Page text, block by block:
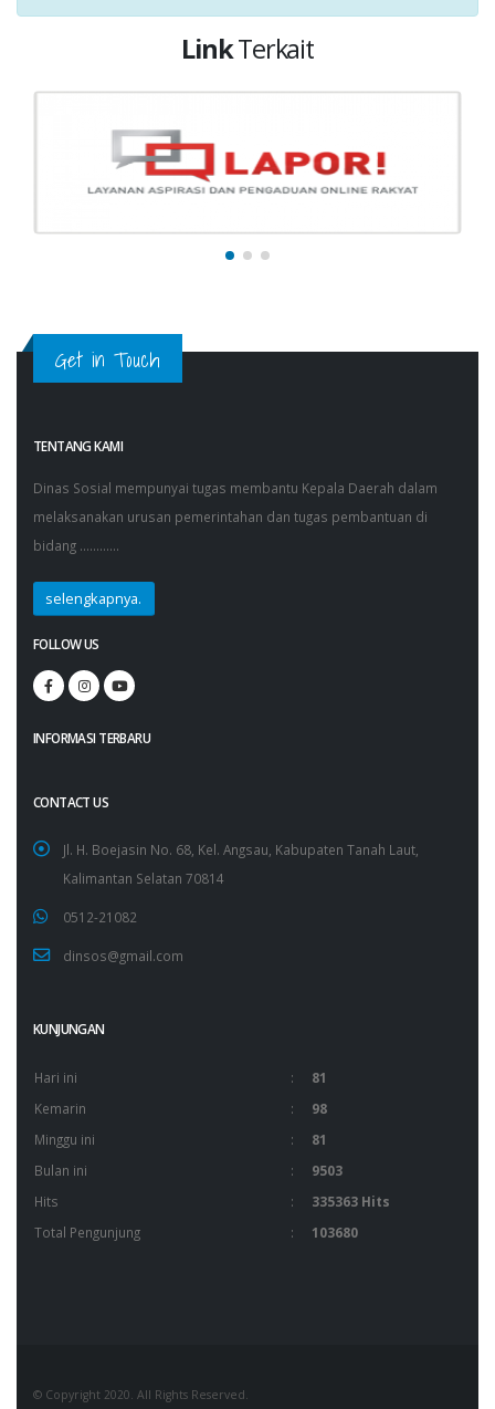
LinkTerkait
Get in Touch
TENTANG KAMI
Dinas Sosial mempunyai tugas membantu Kepala Daerah dalam
melaksanakan urusan pemerintahan dan tugas pembantuan di
bidang ............
selengkapnya.
FOLLOW US
INFORMASI TERBARU
CONTACT US
Jl. H. Boejasin No. 68, Kel. Angsau, Kabupaten Tanah Laut,
Kalimantan Selatan 70814
0512-21082
dinsos@gmail.com
KUNJUNGAN
Hari ini :
81
Kemarin
:
98
Minggu ini
:
81
Bulan ini
:
9503
Hits
:
335363 Hits
Total Pengunjung
: 103680
© Copyright 2020. All Rights Reserved.